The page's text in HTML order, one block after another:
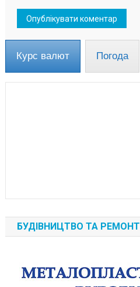
Курс валют Погода
БУДІВНИЦТВО ТА РЕМОНТ